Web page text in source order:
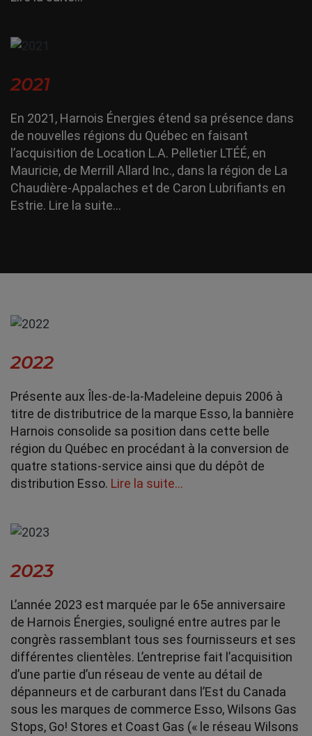
2021
En 2021, Harnois Énergies étend sa présence dans
de nouvelles régions du Québec en faisant
l’acquisition de Location L.A. Pelletier LTÉÉ, en
Mauricie, de Merrill Allard Inc., dans la région de La
Chaudière-Appalaches et de Caron Lubrifiants en
Estrie. Lire la suite…
2022
Présente aux Îles-de-la-Madeleine depuis 2006 à
titre de distributrice de la marque Esso, la bannière
Harnois consolide sa position dans cette belle
région du Québec en procédant à la conversion de
quatre stations-service ainsi que du dépôt de
distribution Esso. Lire la suite…
2023
L’année 2023 est marquée par le 65e anniversaire
de Harnois Énergies, souligné entre autres par le
congrès rassemblant tous ses fournisseurs et ses
différentes clientèles. L’entreprise fait l’acquisition
d’une partie d’un réseau de vente au détail de
dépanneurs et de carburant dans l’Est du Canada
sous les marques de commerce Esso, Wilsons Gas
Stops, Go! Stores et Coast Gas (« le réseau Wilsons